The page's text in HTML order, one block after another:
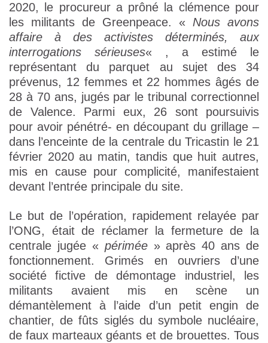
2020, le procureur a prôné la clémence pour
les militants de Greenpeace. « Nous avons
affaire à des activistes déterminés, aux
interrogations sérieuses« , a estimé le
représentant du parquet au sujet des 34
prévenus, 12 femmes et 22 hommes âgés de
28 à 70 ans, jugés par le tribunal correctionnel
de Valence. Parmi eux, 26 sont poursuivis
pour avoir pénétré- en découpant du grillage –
dans l’enceinte de la centrale du Tricastin le 21
février 2020 au matin, tandis que huit autres,
mis en cause pour complicité, manifestaient
devant l’entrée principale du site.
Le but de l’opération, rapidement relayée par
l’ONG, était de réclamer la fermeture de la
centrale jugée « périmée» après 40 ans de
fonctionnement. Grimés en ouvriers d’une
société fictive de démontage industriel, les
militants avaient mis en scène un
démantèlement à l’aide d’un petit engin de
chantier, de fûts siglés du symbole nucléaire,
de faux marteaux géants et de brouettes. Tous